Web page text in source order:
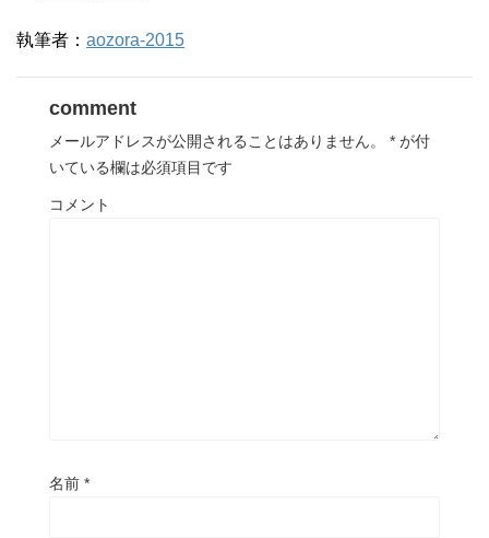
執筆者： aozora-2015
comment
メールアドレスが公開されることはありません。 * が付
いている欄は必須項目です
コメント
名前 *